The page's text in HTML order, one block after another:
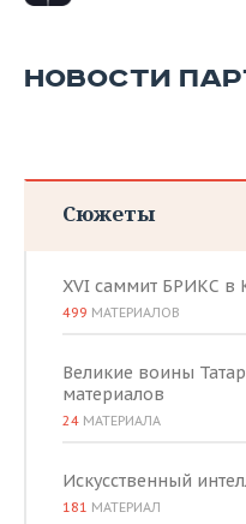
НОВОСТИ
Сюжеты
XVI саммит БРИКС в
499 МАТЕРИАЛОВ
Великие воины
материалов
24 МАТЕРИАЛА
Искусственный
181 МАТЕРИАЛ